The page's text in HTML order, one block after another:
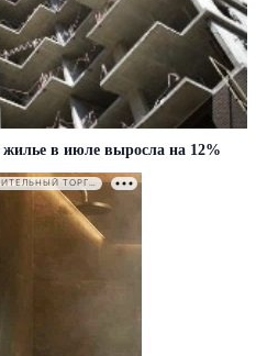
в июле выросла на 12%
РЕКЛАМА • ООО СТРОИТЕЛЬНЫЙ ТОРГОВЫЙ ДОМ «ПЕТРОВИЧ». ИНН: 7802348846